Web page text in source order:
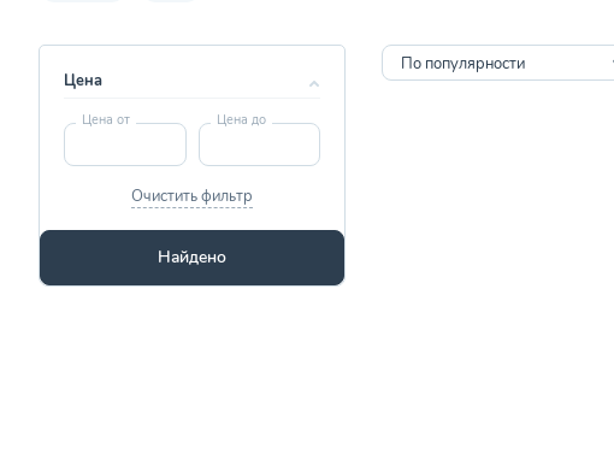
Цена
Цена от Цена до
Найдено
Очистить фильтр
По популярности